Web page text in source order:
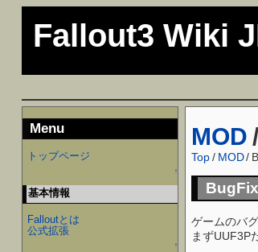
Fallout3 Wiki
MOD /
Top / MOD/
BugFix
ゲームのバ
まずUUF3P
Menu
トップページ
↑
基本情報
Falloutとは
公式拡張
↑